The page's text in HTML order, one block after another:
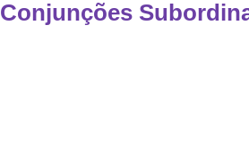
Conjunções